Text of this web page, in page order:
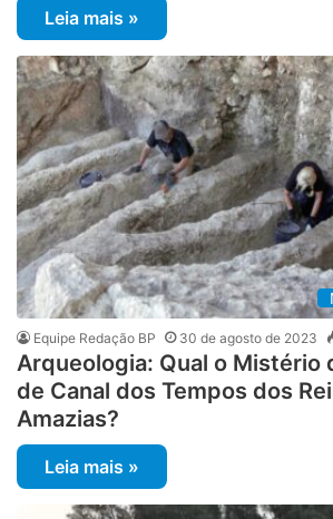
Leia mais »
Equipe Redação BP 30 de agosto de 2023
Arqueologia: Qual o Mistério
de Canal dos Tempos dos
Amazias?
Leia mais »